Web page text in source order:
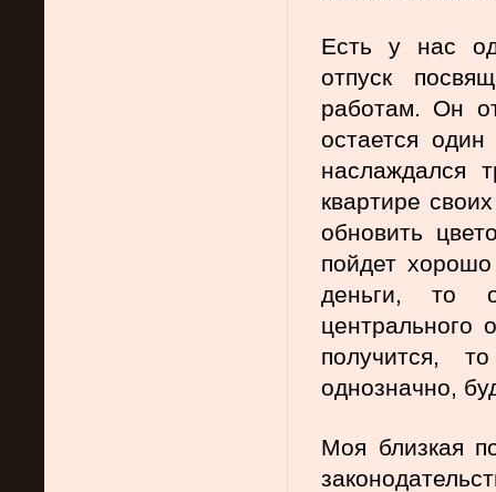
Есть у нас
отпуск
работам. Он
остается
наслаждался
квартире
обновить
пойдет
деньги, то
центрального
получится,
однозначно,
Моя близкая